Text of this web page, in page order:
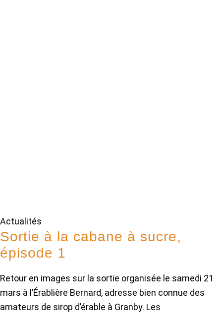
Actualités
Sortie à la cabane à sucre,
épisode 1
Retour en images sur la sortie organisée le samedi 21
mars à l’Érablière Bernard, adresse bien connue des
amateurs de sirop d’érable à Granby. Les